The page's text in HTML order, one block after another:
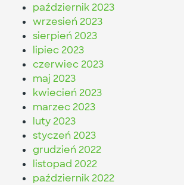
październik 2023
wrzesień 2023
sierpień 2023
lipiec 2023
czerwiec 2023
maj 2023
kwiecień 2023
marzec 2023
luty 2023
styczeń 2023
grudzień 2022
listopad 2022
październik 2022